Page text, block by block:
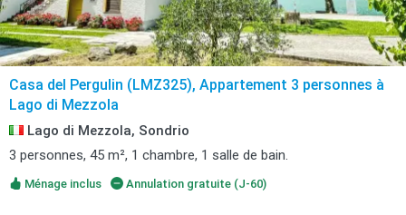
Casa del Pergulin (LMZ325), Appartement 3 personnes à
Lago di Mezzola
Lago di Mezzola, Sondrio
3 personnes, 45 m², 1 chambre, 1 salle de bain.
Ménage inclus Annulation gratuite (J-60)